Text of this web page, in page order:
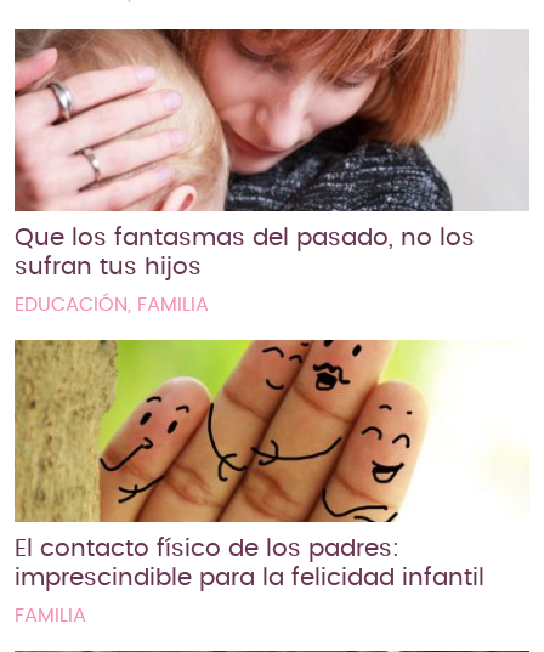
Que los fantasmas del pasado, no los
sufran tus hijos
EDUCACIÓN, FAMILIA
El contacto físico de los padres:
imprescindible para la felicidad infantil
FAMILIA